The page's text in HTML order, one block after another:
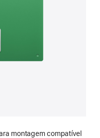
montagem compatível